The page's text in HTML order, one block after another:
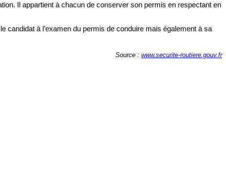
Il appartient à chacun de conserver son permis en respectant en
candidat à l’examen du permis de conduire mais également à sa
Source : www.securite-routiere.gouv.fr